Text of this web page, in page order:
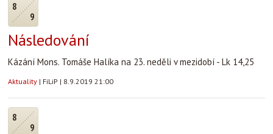
8
9
Následování
Kázání Mons. Tomáše Halíka na 23. neděli v mezidobí - Lk 14,25
Aktuality | FiLiP | 8.9.2019 21:00
8
9